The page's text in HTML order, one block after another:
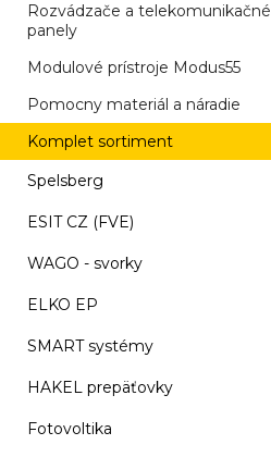
Rozvádzače a telekomunikačné
panely
Modulové prístroje Modus55
Pomocny materiál a náradie
Komplet sortiment
Spelsberg
ESIT CZ (FVE)
WAGO - svorky
ELKO EP
SMART systémy
HAKEL prepäťovky
Fotovoltika